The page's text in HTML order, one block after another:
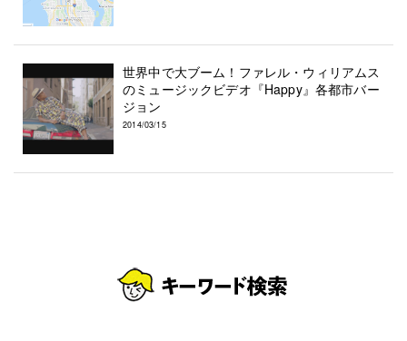
世界中で大ブーム！ファレル・ウィリアムス
のミュージックビデオ『Happy』各都市バー
ジョン
2014/03/15